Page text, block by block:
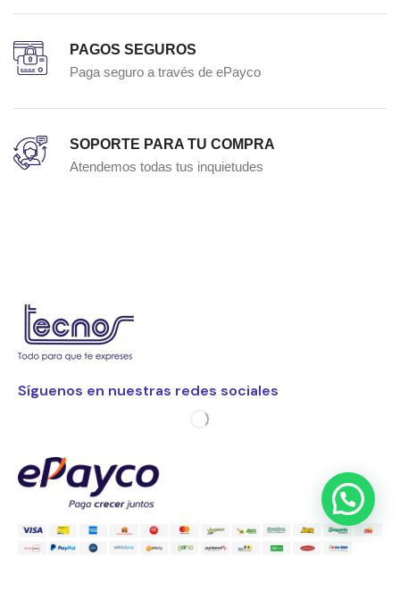
PAGOS SEGUROS
Paga seguro a través de ePayco
SOPORTE PARA TU COMPRA
Atendemos todas tus inquietudes
Síguenos en nuestras redes sociales